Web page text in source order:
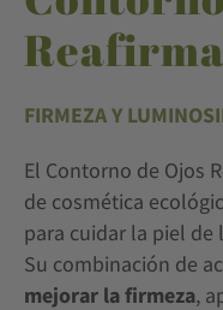
FIRMEZA Y
El Contorno de Ojos
de cosmética
para cuidar la piel de
Su combinación de
mejorar la firmeza,